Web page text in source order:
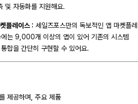
및 자동화를 지원해요.
플레이스 : 세일즈포스만의 독보적인 앱 마켓플
는 9,000개 이상의 앱이 있어 기존의 시스템
합을 간단히 구현할 수 있어요.
제공하며, 주요 제품